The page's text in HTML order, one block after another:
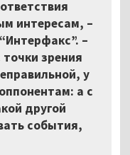
интересам, –
–
зрения
у
а с
другой
события,